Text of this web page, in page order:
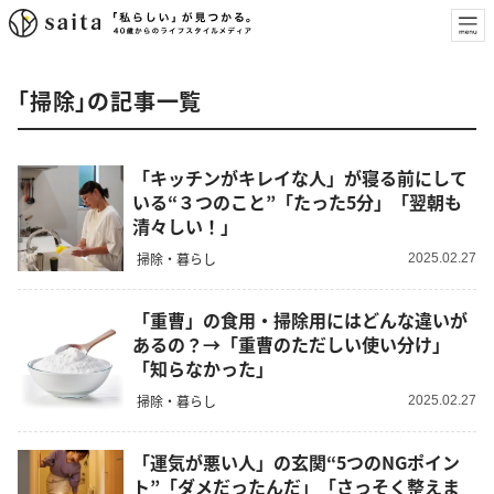
「掃除」の記事一覧
「キッチンがキレイな人」が寝る前にして
いる“３つのこと”「たった5分」「翌朝も
清々しい！」
掃除・暮らし 2025.02.27
「重曹」の食用・掃除用にはどんな違いが
あるの？→「重曹のただしい使い分け」
「知らなかった」
掃除・暮らし 2025.02.27
「運気が悪い人」の玄関“5つのNGポイン
ト”「ダメだったんだ」「さっそく整えま